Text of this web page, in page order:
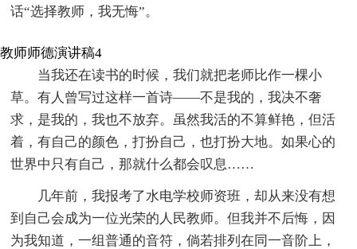
话“选择教师，我无悔”。
教师师德演讲稿4
当我还在读书的时候，我们就把老师比作一棵小
草。有人曾写过这样一首诗——不是我的，我决不奢
求，是我的，我也不放弃。虽然我活的不算鲜艳，但活
着，有自己的颜色，打扮自己，也打扮大地。如果心的
世界中只有自己，那就什么都会叹息……
几年前，我报考了水电学校师资班，却从来没有想
到自己会成为一位光荣的人民教师。但我并不后悔，因
为我知道，一组普通的音符，倘若排列在同一音阶上，